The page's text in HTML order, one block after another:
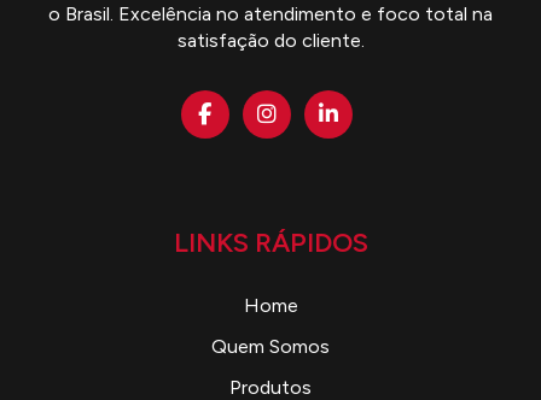
o Brasil. Excelência no atendimento e foco total na
satisfação do cliente.
LINKS RÁPIDOS
Home
Quem Somos
Produtos